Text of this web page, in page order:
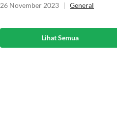
26 November 2023 | General
Lihat Semua